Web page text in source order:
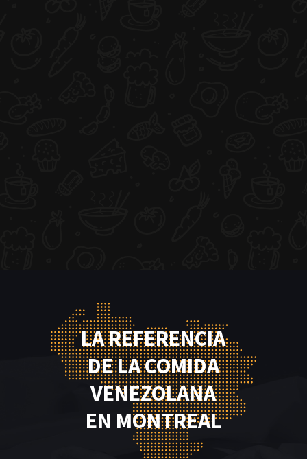
LA REFERENCIA
DE LA COMIDA
VENEZOLANA
EN MONTREAL